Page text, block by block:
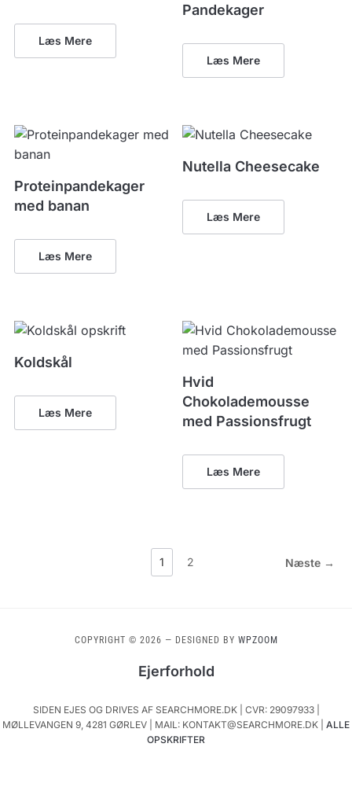
Læs Mere
Pandekager
Læs Mere
Proteinpandekager
med banan
Læs Mere
Nutella Cheesecake
Læs Mere
Koldskål
Læs Mere
Hvid
Chokolademousse
med Passionsfrugt
Læs Mere
1 2 Næste →
COPYRIGHT © 2026 — DESIGNED BY WPZOOM
Ejerforhold
SIDEN EJES OG DRIVES AF SEARCHMORE.DK | CVR: 29097933 |
MØLLEVANGEN 9, 4281 GØRLEV | MAIL: KONTAKT@SEARCHMORE.DK | ALLE
OPSKRIFTER